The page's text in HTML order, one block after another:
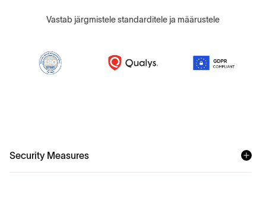
Vastab järgmistele standarditele ja määrustele
Security Measures